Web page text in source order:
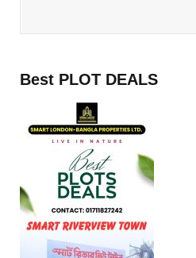
Best PLOT DEALS